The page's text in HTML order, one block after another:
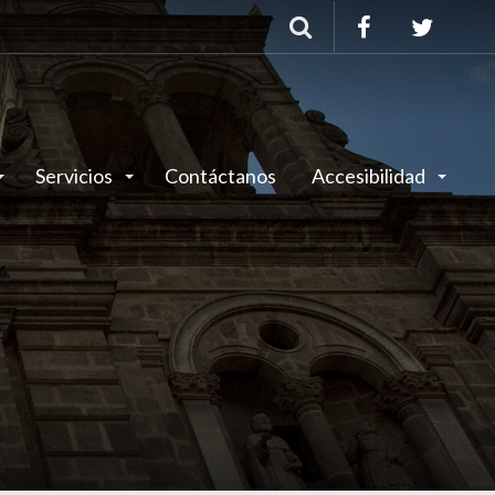
Servicios Contáctanos Accesibilidad